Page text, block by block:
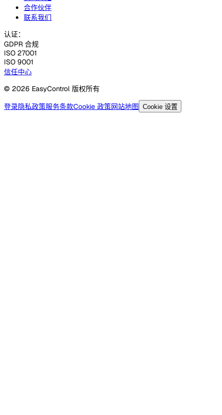
合作伙伴
联系我们
认证：
GDPR 合规
ISO 27001
ISO 9001
信任中心
© 2026 EasyControl 版权所有
登录隐私政策服务条款Cookie 政策网站地图 Cookie 设置